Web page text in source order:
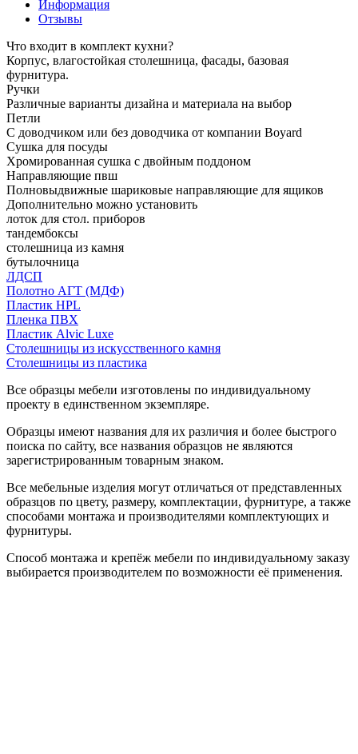
Информация
Отзывы
Что входит в комплект кухни?
Корпус, влагостойкая столешница, фасады, базовая
фурнитура.
Ручки
Различные варианты дизайна и материала на выбор
Петли
С доводчиком или без доводчика от компании Boyard
Сушка для посуды
Хромированная сушка с двойным поддоном
Направляющие пвш
Полновыдвижные шариковые направляющие для ящиков
Дополнительно можно установить
лоток для стол. приборов
тандембоксы
столешница из камня
бутылочница
ЛДСП
Полотно АГТ (МДФ)
Пластик HPL
Пленка ПВХ
Пластик Alvic Luxe
Столешницы из искусственного камня
Столешницы из пластика
Все образцы мебели изготовлены по индивидуальному
проекту в единственном экземпляре.
Образцы имеют названия для их различия и более быстрого
поиска по сайту, все названия образцов не являются
зарегистрированным товарным знаком.
Все мебельные изделия могут отличаться от представленных
образцов по цвету, размеру, комплектации, фурнитуре, а также
способами монтажа и производителями комплектующих и
фурнитуры.
Способ монтажа и крепёж мебели по индивидуальному заказу
выбирается производителем по возможности её применения.